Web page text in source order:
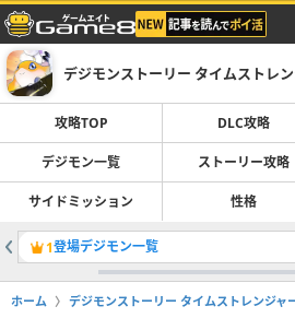
デジモンストーリー タイムストレ
攻略TOP DLC攻略
デジモン一覧 ストーリー攻略
サイドミッション 性格
1登場デジモン一覧
ホーム デジモンストーリー タイムストレンジャ